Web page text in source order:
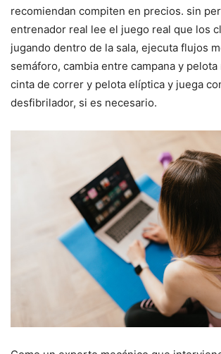
recomiendan compiten en precios. sin
entrenador real lee el juego real que los
jugando dentro de la sala, ejecuta flujos
semáforo, cambia entre campana y
cinta de correr y pelota elíptica y juega
desfibrilador, si es necesario.